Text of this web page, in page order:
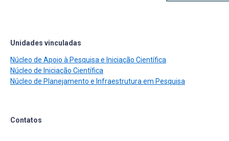
Unidades vinculadas
Núcleo de Apoio à Pesquisa e Iniciação Científica
Núcleo de Iniciação Científica
Núcleo de Planejamento e Infraestrutura em Pesquisa
Contatos